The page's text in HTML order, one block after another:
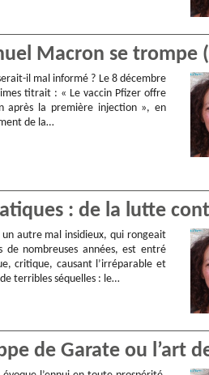
Macron se trompe
il mal informé ? Le 8 décembre
titrait : « Le vaccin Pfizer offre
après la première injection », en
de la…
: de la lutte
autre mal insidieux, qui rongeait
de nombreuses années, est entré
critique, causant l’irréparable et
terribles séquelles : le…
de Garate ou l’art